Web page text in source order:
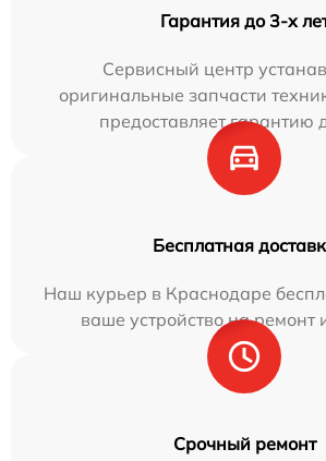
Гарантия до 3-х
Сервисный центр
оригинальные запчасти
предоставляет гарантию
Бесплатная
Наш курьер в Краснодаре
ваше устройство на ремонт
Срочный ремонт